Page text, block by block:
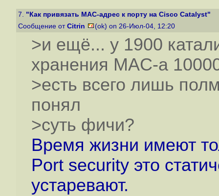
7. "Как привязать MAC-адрес к порту на Cisco Catalyst"
Сообщение от Citrin (ok) on 26-Июл-04, 12:20
>и ещё... у 1900
хранения MAC-а
>есть всего лишь
понял
>суть фичи?
Время жизни имеют
Port security это
устаревают.